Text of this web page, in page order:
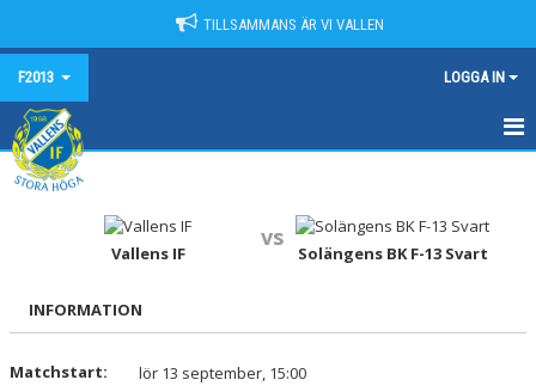
TILLSAMMANS ÄR VI VALLEN
F2013 LOGGA IN
HEM
MATCHER
TRUPPEN
Vallens IF
vs
Solängens BK F-13 Svart
INFORMATION
Matchstart:
lör 13 september, 15:00